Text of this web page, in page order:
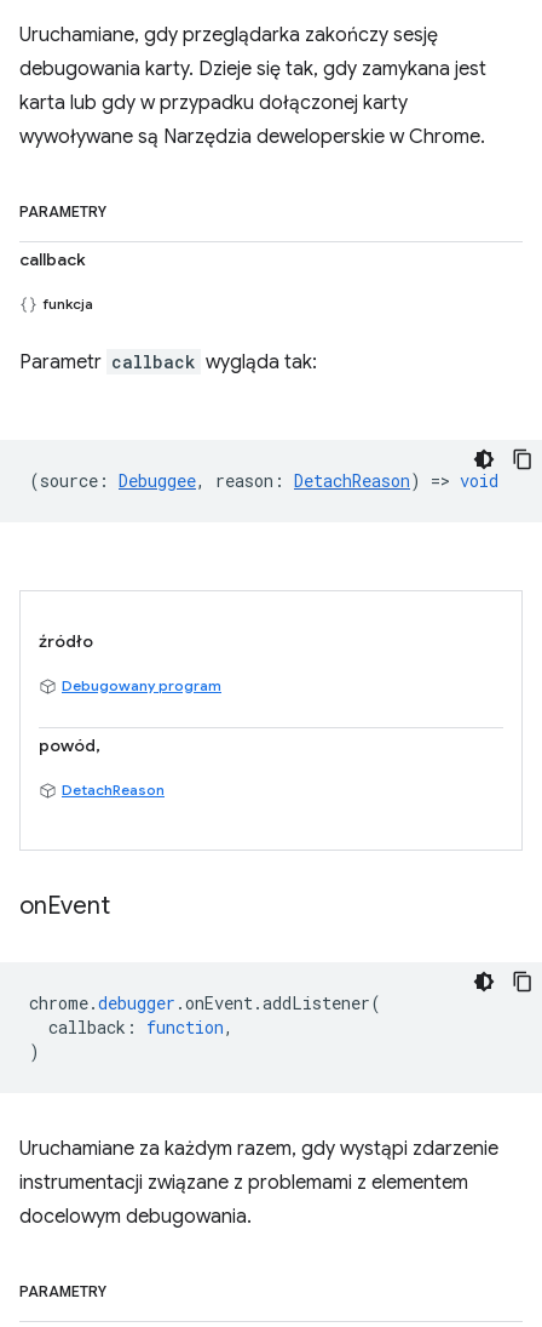
Uruchamiane, gdy przeglądarka zakończy sesję
debugowania karty. Dzieje się tak, gdy zamykana jest
karta lub gdy w przypadku dołączonej karty
wywoływane są Narzędzia deweloperskie w Chrome.
PARAMETRY
callback
funkcja
Parametr callback wygląda tak:
(source : Debuggee, reason : DetachReason) => void
źródło
Debugowany program
powód,
DetachReason
onEvent
chrome.debugger .onEvent.addListener(
callback : function,
)
Uruchamiane za każdym razem, gdy wystąpi zdarzenie
instrumentacji związane z problemami z elementem
docelowym debugowania.
PARAMETRY